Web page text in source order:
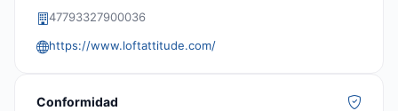
47793327900036
https://www.loftattitude.com/
Conformidad